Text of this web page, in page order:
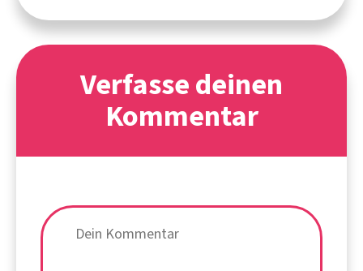
Verfasse deinen
Kommentar